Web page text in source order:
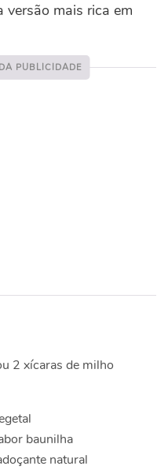
versão mais rica em
2 xícaras de milho
baunilha
natural